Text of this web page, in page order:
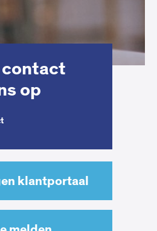
contact
op
klantportaal